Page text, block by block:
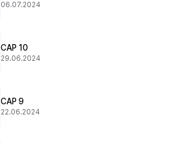
06.07.2024
CAP 10
29.06.2024
CAP 9
22.06.2024